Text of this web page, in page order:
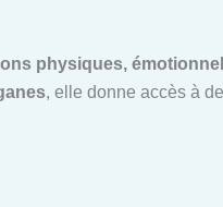
physiques,
, elle donne accès à